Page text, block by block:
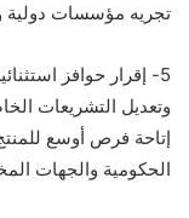
تجريه مؤسسات دولية
5- إقرار حوافز
وتعديل التشريعات
إتاحة فرص أوسع
الحكومية والجهات